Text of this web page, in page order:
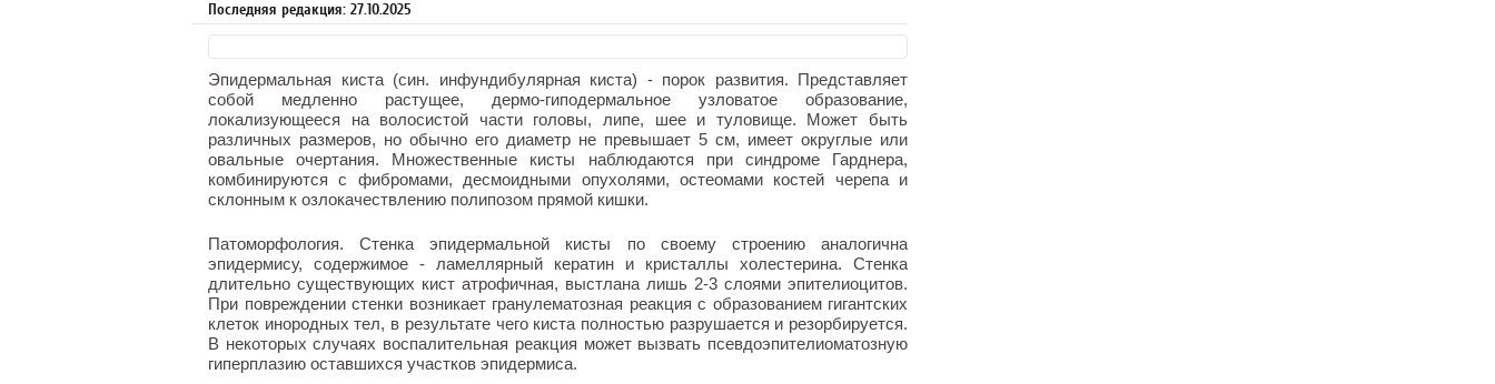
Последняя редакция: 27.10.2025
Эпидермальная киста (син. инфундибулярная киста) - порок развития. Представляет
собой медленно растущее, дермо-гиподермальное узловатое образование,
локализующееся на волосистой части головы, липе, шее и туловище. Может быть
различных размеров, но обычно его диаметр не превышает 5 см, имеет округлые или
овальные очертания. Множественные кисты наблюдаются при синдроме Гарднера,
комбинируются с фибромами, десмоидными опухолями, остеомами костей черепа и
склонным к озлокачествлению полипозом прямой кишки.
Патоморфология. Стенка эпидермальной кисты по своему строению аналогична
эпидермису, содержимое - ламеллярный кератин и кристаллы холестерина. Стенка
длительно существующих кист атрофичная, выстлана лишь 2-3 слоями эпителиоцитов.
При повреждении стенки возникает гранулематозная реакция с образованием гигантских
клеток инородных тел, в результате чего киста полностью разрушается и резорбируется.
В некоторых случаях воспалительная реакция может вызвать псевдоэпителиоматозную
гиперплазию оставшихся участков эпидермиса.